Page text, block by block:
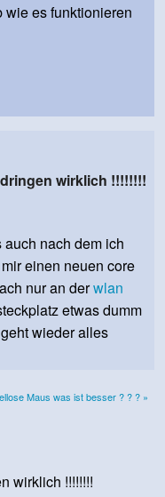
es funktionieren
wirklich !!!!!!!!
nach dem ich
einen neuen core
nur an derwlan
etwas dumm
wieder alles
Maus was ist besser ? ? ? »
wirklich !!!!!!!!